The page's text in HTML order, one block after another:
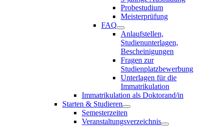
Probestudium
Meisterprüfung
FAQ
Anlaufstellen,
Studienunterlagen,
Bescheinigungen
Fragen zur
Studienplatzbewerbung
Unterlagen für die
Immatrikulation
Immatrikulation als Doktorand/in
Starten & Studieren
Semesterzeiten
Veranstaltungsverzeichnis